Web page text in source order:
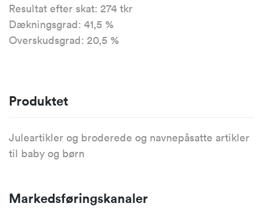
Resultat efter skat: 274 tkr
Dækningsgrad: 41,5 %
Overskudsgrad: 20,5 %
Produktet
Juleartikler og broderede og navnepåsatte artikler
til baby og børn
Markedsføringskanaler